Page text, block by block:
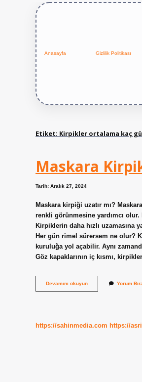
Anasayfa Gizlilik Politikası
Etiket: Kirpikler ortalama kaç
Maskara
Tarih: Aralık 27, 2024
Maskara kirpiği uzatır mı?
renkli görünmesine yardımcı
Kirpiklerin daha hızlı uzamasına
Her gün rimel sürersem ne olur?
kuruluğa yol açabilir. Aynı
Göz kapaklarının iç kısmı,
Devamını okuyunMaskara
Kirpikleri
Yorum
https://sahinmedia.com https://